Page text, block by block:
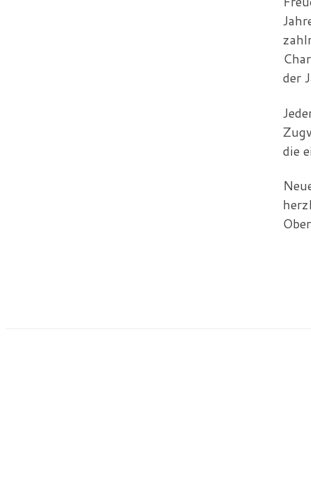
der
die